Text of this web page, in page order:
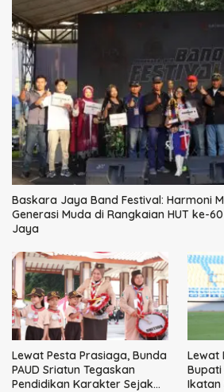
Baskara Jaya Band Festival: Harmoni
Generasi Muda di Rangkaian HUT ke-
Jaya
Lewat Pesta Prasiaga, Bunda
PAUD Sriatun Tegaskan
Pendidikan Karakter Sejak
Lewat
Ikatan